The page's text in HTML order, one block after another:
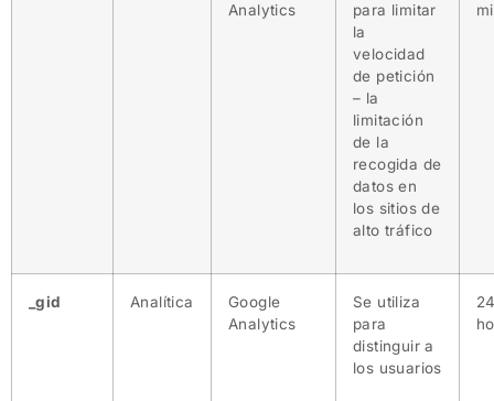
Analytics
para limitar
la
velocidad
de petición
– la
limitación
de la
recogida de
datos en
los sitios de
alto tráfico
_gid Analítica
Google
Analytics
Se utiliza
para
distinguir a
los usuarios